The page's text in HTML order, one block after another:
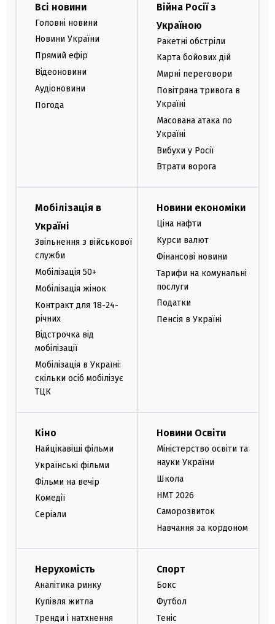
Всі новини
Головні новини
Новини України
Прямий ефір
Відеоновини
Аудіоновини
Погода
Війна Росії з
Україною
Ракетні обстріли
Карта бойових дій
Мирні переговори
Повітряна тривога в
Україні
Масована атака по
Україні
Вибухи у Росії
Втрати ворога
Мобілізація в
Україні
Звільнення з військової
служби
Мобілізація 50+
Мобілізація жінок
Контракт для 18-24-
річних
Відстрочка від
мобілізації
Мобілізація в Україні:
скільки осіб мобілізує
ТЦК
Новини економіки
Ціна нафти
Курси валют
Фінансові новини
Тарифи на комунальні
послуги
Податки
Пенсія в Україні
Кіно
Найцікавіші фільми
Українські фільми
Фільми на вечір
Комедії
Серіали
Новини Освіти
Міністерство освіти та
науки України
Школа
НМТ 2026
Саморозвиток
Навчання за кордоном
Нерухомість
Аналітика ринку
Купівля житла
Тренди і натхнення
Спорт
Бокс
Футбол
Теніс